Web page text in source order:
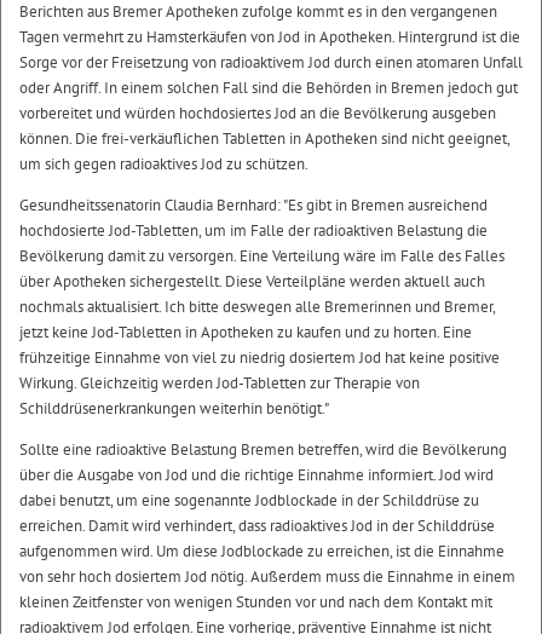
Berichten aus Bremer Apotheken zufolge kommt es in den vergangenen
Tagen vermehrt zu Hamsterkäufen von Jod in Apotheken. Hintergrund ist die
Sorge vor der Freisetzung von radioaktivem Jod durch einen atomaren Unfall
oder Angriff. In einem solchen Fall sind die Behörden in Bremen jedoch gut
vorbereitet und würden hochdosiertes Jod an die Bevölkerung ausgeben
können. Die frei-verkäuflichen Tabletten in Apotheken sind nicht geeignet,
um sich gegen radioaktives Jod zu schützen.
Gesundheitssenatorin Claudia Bernhard: "Es gibt in Bremen ausreichend
hochdosierte Jod-Tabletten, um im Falle der radioaktiven Belastung die
Bevölkerung damit zu versorgen. Eine Verteilung wäre im Falle des Falles
über Apotheken sichergestellt. Diese Verteilpläne werden aktuell auch
nochmals aktualisiert. Ich bitte deswegen alle Bremerinnen und Bremer,
jetzt keine Jod-Tabletten in Apotheken zu kaufen und zu horten. Eine
frühzeitige Einnahme von viel zu niedrig dosiertem Jod hat keine positive
Wirkung. Gleichzeitig werden Jod-Tabletten zur Therapie von
Schilddrüsenerkrankungen weiterhin benötigt."
Sollte eine radioaktive Belastung Bremen betreffen, wird die Bevölkerung
über die Ausgabe von Jod und die richtige Einnahme informiert. Jod wird
dabei benutzt, um eine sogenannte Jodblockade in der Schilddrüse zu
erreichen. Damit wird verhindert, dass radioaktives Jod in der Schilddrüse
aufgenommen wird. Um diese Jodblockade zu erreichen, ist die Einnahme
von sehr hoch dosiertem Jod nötig. Außerdem muss die Einnahme in einem
kleinen Zeitfenster von wenigen Stunden vor und nach dem Kontakt mit
radioaktivem Jod erfolgen. Eine vorherige, präventive Einnahme ist nicht